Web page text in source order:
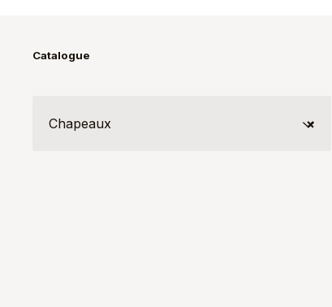
Catalogue
×
Chapeaux